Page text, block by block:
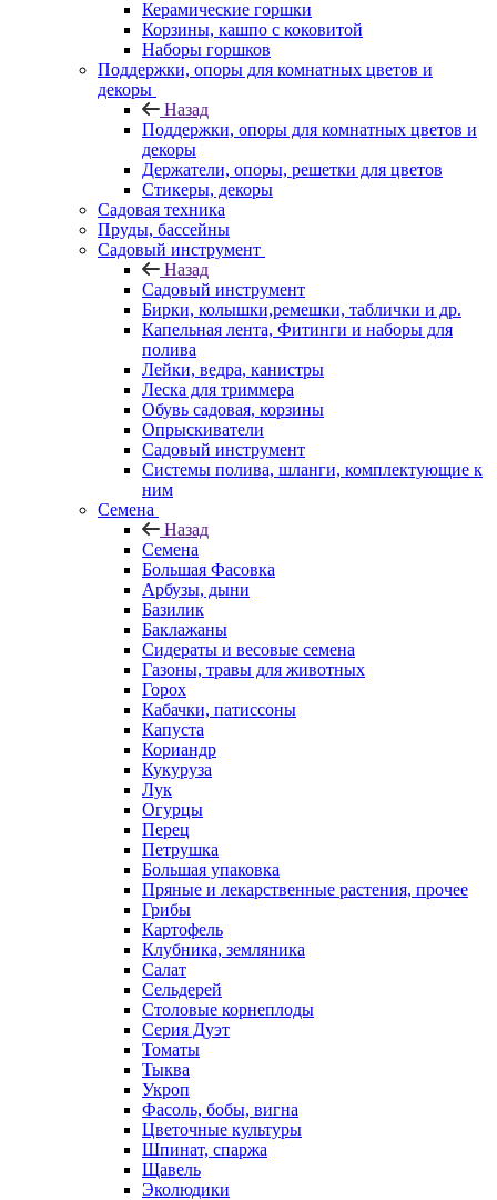
Керамические горшки
Корзины, кашпо с коковитой
Наборы горшков
Поддержки, опоры для комнатных цветов и
декоры
Назад
Поддержки, опоры для комнатных цветов и
декоры
Держатели, опоры, решетки для цветов
Стикеры, декоры
Садовая техника
Пруды, бассейны
Садовый инструмент
Назад
Садовый инструмент
Бирки, колышки,ремешки, таблички и др.
Капельная лента, Фитинги и наборы для
полива
Лейки, ведра, канистры
Леска для триммера
Обувь садовая, корзины
Опрыскиватели
Садовый инструмент
Системы полива, шланги, комплектующие к
ним
Семена
Назад
Семена
Большая Фасовка
Арбузы, дыни
Базилик
Баклажаны
Сидераты и весовые семена
Газоны, травы для животных
Горох
Кабачки, патиссоны
Капуста
Кориандр
Кукуруза
Лук
Огурцы
Перец
Петрушка
Большая упаковка
Пряные и лекарственные растения, прочее
Грибы
Картофель
Клубника, земляника
Салат
Сельдерей
Столовые корнеплоды
Серия Дуэт
Томаты
Тыква
Укроп
Фасоль, бобы, вигна
Цветочные культуры
Шпинат, спаржа
Щавель
Эколюдики